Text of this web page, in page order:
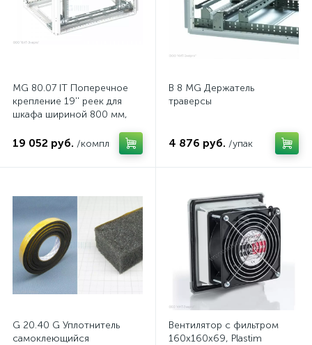
MG 80.07 IT Поперечное
крепление 19'' реек для
шкафа шириной 800 мм,
19 052 руб. /компл
B 8 MG Держатель
траверсы
4 876 руб. /упак
G 20.40 G Уплотнитель
самоклеющийся
Вентилятор с фильтром
160x160x69, Plastim